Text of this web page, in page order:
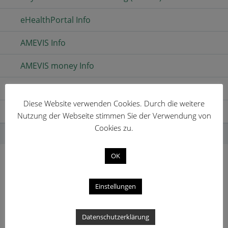
eHealthPortal Info
AMEVIS Info
AMEVIS money Info
TICKET
HOME DOWNLOAD
DOWNLOAD
Hier können Sie aktuelle Informationen zu unseren
Produkten und Demo-Versionen herunterladen.
Diese Website verwenden Cookies. Durch die weitere
Nutzung der Webseite stimmen Sie der Verwendung von
Cookies zu.
OK
Einstellungen
Datenschutzerklärung